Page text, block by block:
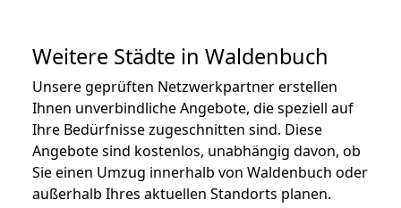
Weitere Städte in Waldenbuch
Unsere geprüften Netzwerkpartner erstellen
Ihnen unverbindliche Angebote, die speziell auf
Ihre Bedürfnisse zugeschnitten sind. Diese
Angebote sind kostenlos, unabhängig davon, ob
Sie einen Umzug innerhalb von Waldenbuch oder
außerhalb Ihres aktuellen Standorts planen.